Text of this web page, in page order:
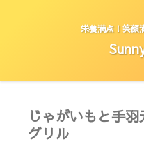
栄養満点！笑顔
じゃがいもと手
グリル